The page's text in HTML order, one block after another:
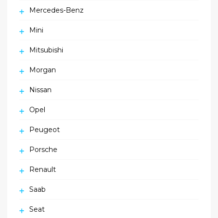
Mercedes-Benz
Mini
Mitsubishi
Morgan
Nissan
Opel
Peugeot
Porsche
Renault
Saab
Seat